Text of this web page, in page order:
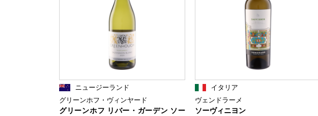
ニュージーランド
グリーンホフ・ヴィンヤード
グリーンホフ リバー・ガーデン ソー
イタリア
ヴェンドラーメ
ソーヴィニヨン